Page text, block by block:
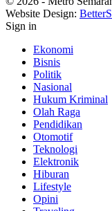
Website Design:
Sign in
Ekonomi
Bisnis
Politik
Nasional
Hukum Kriminal
Olah Raga
Pendidikan
Otomotif
Teknologi
Elektronik
Hiburan
Lifestyle
Opini